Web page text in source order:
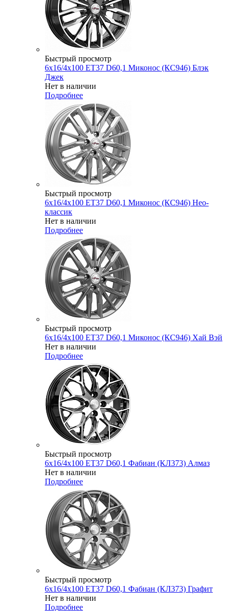
Быстрый просмотр
6x16/4x100 ET37 D60,1 Миконос (КС946) Блэк
Джек
Нет в наличии
Подробнее
Быстрый просмотр
6x16/4x100 ET37 D60,1 Миконос (КС946) Нео-
классик
Нет в наличии
Подробнее
Быстрый просмотр
6x16/4x100 ET37 D60,1 Миконос (КС946) Хай Вэй
Нет в наличии
Подробнее
Быстрый просмотр
6x16/4x100 ET37 D60,1 Фабиан (КЛ373) Алмаз
Нет в наличии
Подробнее
Быстрый просмотр
6x16/4x100 ET37 D60,1 Фабиан (КЛ373) Графит
Нет в наличии
Подробнее